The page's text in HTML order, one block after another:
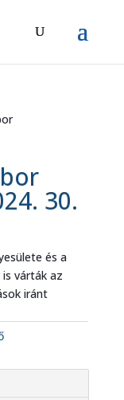
30.
és a
várták az
iránt